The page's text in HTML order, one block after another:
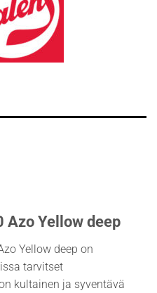
Azo Yellow deep
Yellow deep on
tarvitset
kultainen ja syventävä